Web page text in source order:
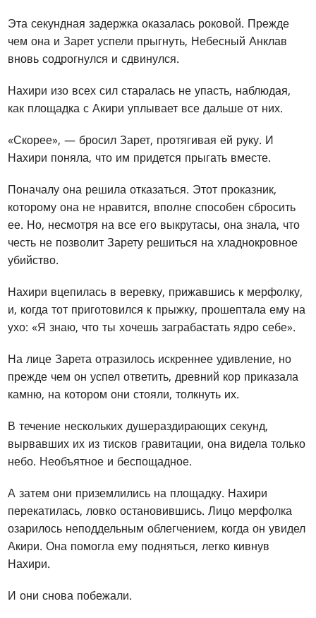
Эта секундная задержка оказалась роковой. Прежде
чем она и Зарет успели прыгнуть, Небесный Анклав
вновь содрогнулся и сдвинулся.
Нахири изо всех сил старалась не упасть, наблюдая,
как площадка с Акири уплывает все дальше от них.
«Скорее», — бросил Зарет, протягивая ей руку. И
Нахири поняла, что им придется прыгать вместе.
Поначалу она решила отказаться. Этот проказник,
которому она не нравится, вполне способен сбросить
ее. Но, несмотря на все его выкрутасы, она знала, что
честь не позволит Зарету решиться на хладнокровное
убийство.
Нахири вцепилась в веревку, прижавшись к мерфолку,
и, когда тот приготовился к прыжку, прошептала ему на
ухо: «Я знаю, что ты хочешь заграбастать ядро себе».
На лице Зарета отразилось искреннее удивление, но
прежде чем он успел ответить, древний кор приказала
камню, на котором они стояли, толкнуть их.
В течение нескольких душераздирающих секунд,
вырвавших их из тисков гравитации, она видела только
небо. Необъятное и беспощадное.
А затем они приземлились на площадку. Нахири
перекатилась, ловко остановившись. Лицо мерфолка
озарилось неподдельным облегчением, когда он увидел
Акири. Она помогла ему подняться, легко кивнув
Нахири.
И они снова побежали.